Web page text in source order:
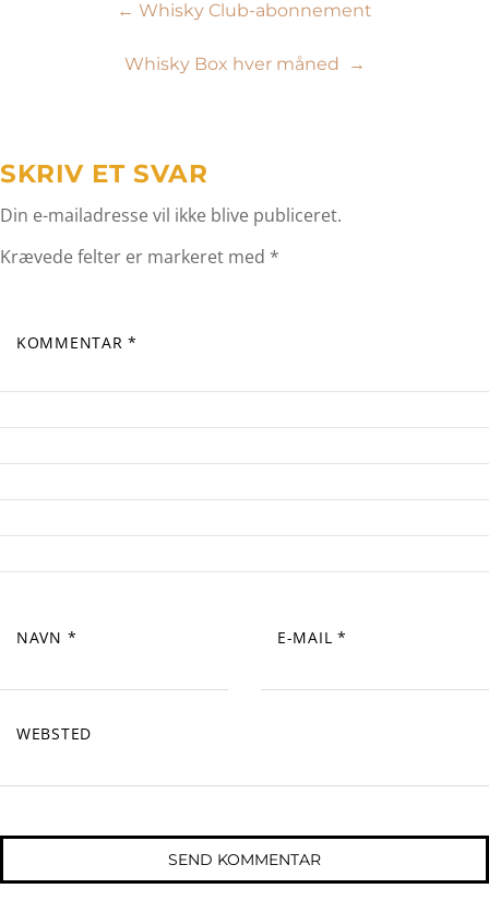
Indlægsnavigation
← Whisky Club-abonnement
Whisky Box hver måned →
SKRIV ET SVAR
Din e-mailadresse vil ikke blive publiceret.
Krævede felter er markeret med *
KOMMENTAR *
NAVN * E-MAIL *
WEBSTED